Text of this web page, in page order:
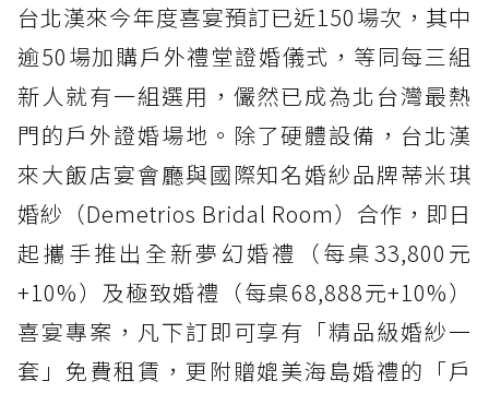
台北漢來今年度喜宴預訂已近150場次，其中
逾50場加購戶外禮堂證婚儀式，等同每三組
新人就有一組選用，儼然已成為北台灣最熱
門的戶外證婚場地。除了硬體設備，台北漢
來大飯店宴會廳與國際知名婚紗品牌蒂米琪
婚紗（Demetrios Bridal Room）合作，即日
起攜手推出全新夢幻婚禮（每桌33,800元
+10%）及極致婚禮（每桌68,888元+10%）
喜宴專案，凡下訂即可享有「精品級婚紗一
套」免費租賃，更附贈媲美海島婚禮的「戶